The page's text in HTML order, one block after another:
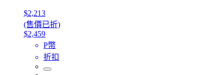
$2,213
(售價已折)
$2,459
P幣
折扣